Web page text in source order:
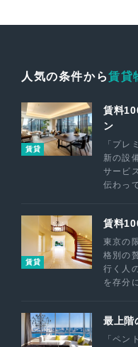
人気の条件から賃貸
賃貸
賃料
ン
「プレ
新の設
サービ
伝わっ
賃貸
賃料
東京の
格別の
行く人
を存分
最上階
「ペン